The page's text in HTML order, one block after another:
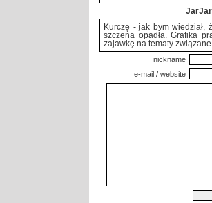
JarJar
Kurczę - jak bym wiedział,
szczena opadła. Grafika
zajawkę na tematy
nickname
e-mail / website